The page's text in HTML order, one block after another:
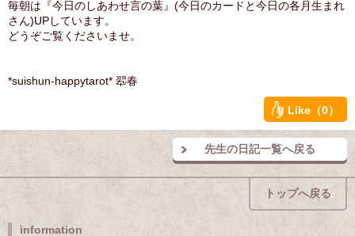
毎朝は『今日のしあわせ言の葉』(今日のカードと今日の各月生まれ
さん)UPしています。
どうぞご覧くださいませ。
*suishun-happytarot* 翆春
Like（0）
先生の日記一覧へ戻る
トップへ戻る
information